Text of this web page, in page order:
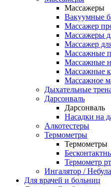
Массажеры
Вакуумные
Массажер
Массажеры
Массажер
Массажные
Массажные
Массажные
Массажное
Дыхательные
Дарсонваль
Дарсонваль
Насадки на
Алкотестеры
Термометры
Термометры
Термометр
Ингалятор /
Для врачей и больниц